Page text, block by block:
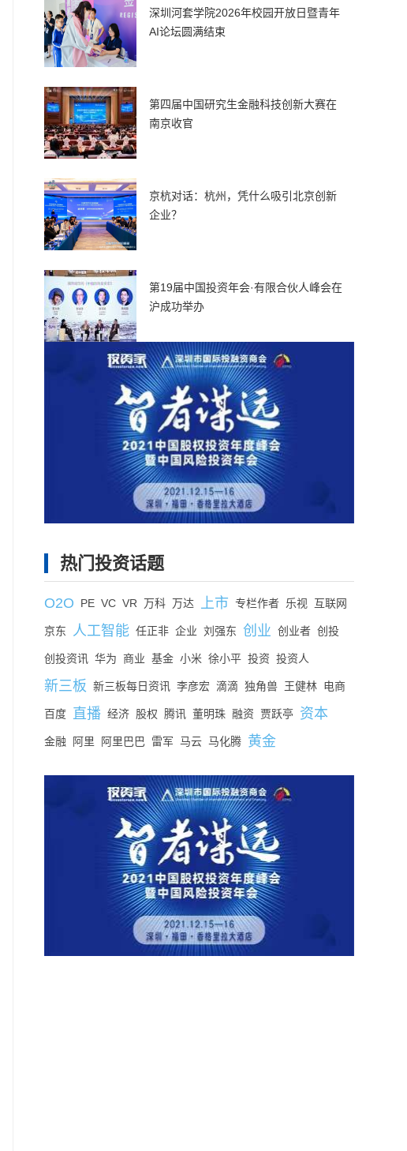
深圳河套学院2026年校园开放日暨青年
AI论坛圆满结束
第四届中国研究生金融科技创新大赛在
南京收官
京杭对话：杭州，凭什么吸引北京创新
企业？
第19届中国投资年会·有限合伙人峰会在
沪成功举办
热门投资话题
O2O PE VC VR 万科 万达 上市 专栏作者 乐视 互联网
京东 人工智能 任正非 企业 刘强东 创业 创业者 创投
创投资讯 华为 商业 基金 小米 徐小平 投资 投资人
新三板 新三板每日资讯 李彦宏 滴滴 独角兽 王健林 电商
百度 直播 经济 股权 腾讯 董明珠 融资 贾跃亭 资本
金融 阿里 阿里巴巴 雷军 马云 马化腾 黄金